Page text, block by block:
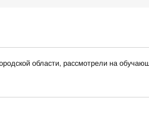
области, рассмотрели на